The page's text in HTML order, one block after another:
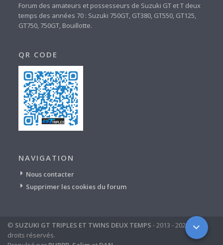
Forum des amateurs et possesseurs de Suzuki GT et T deux
temps des années 70 : Suzuki 750GT, GT380, GT550, GT125,
GT750, 750GT, Bouillotte.
QR CODE
NAVIGATION
Nous contacter
Supprimer les cookies du forum
© SUZUKI GT TRIPLES ET TWINS DEUX TEMPS - 2013 - 2024 - tous
droits réservés.